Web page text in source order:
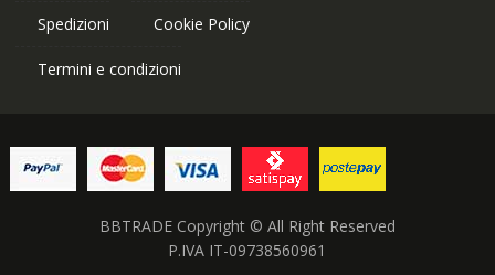
Spedizioni Cookie Policy
Termini e condizioni
BBTRADE Copyright © All Right Reserved
P.IVA IT-09738560961